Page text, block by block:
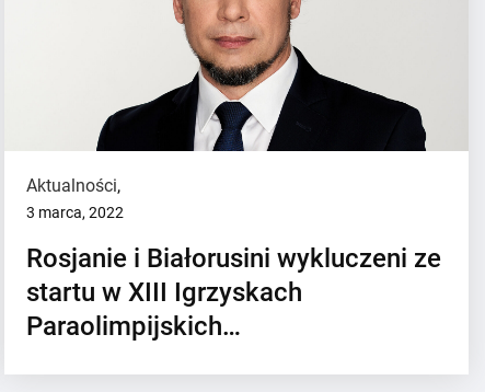
Aktualności,
3 marca, 2022
Rosjanie i Białorusini wykluczeni ze
startu w XIII Igrzyskach
Paraolimpijskich…